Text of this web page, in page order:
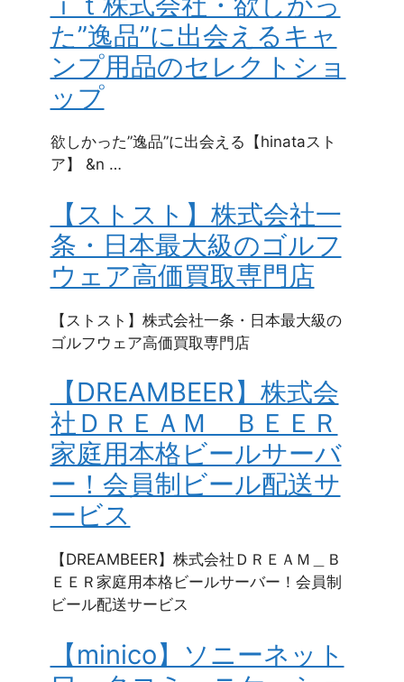
た”逸品”に出会えるキャ
ンプ用品のセレクトショ
ップ
欲しかった”逸品”に出会える【hinataスト
ア】 &n …
【ストスト】株式会社一
条・日本最大級のゴルフ
ウェア高価買取専門店
【ストスト】株式会社一条・日本最大級の
ゴルフウェア高価買取専門店
【DREAMBEER】株式会
社ＤＲＥＡＭ＿ＢＥＥＲ
家庭用本格ビールサーバ
ー！会員制ビール配送サ
ービス
【DREAMBEER】株式会社ＤＲＥＡＭ＿Ｂ
ＥＥＲ家庭用本格ビールサーバー！会員制
ビール配送サービス
【minico】ソニーネット